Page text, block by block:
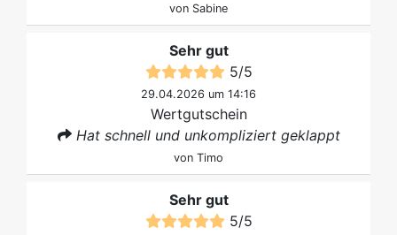
von Sabine
Sehr gut
5/5
29.04.2026 um 14:16
Wertgutschein
Hat schnell und unkompliziert geklappt
von Timo
Sehr gut
5/5